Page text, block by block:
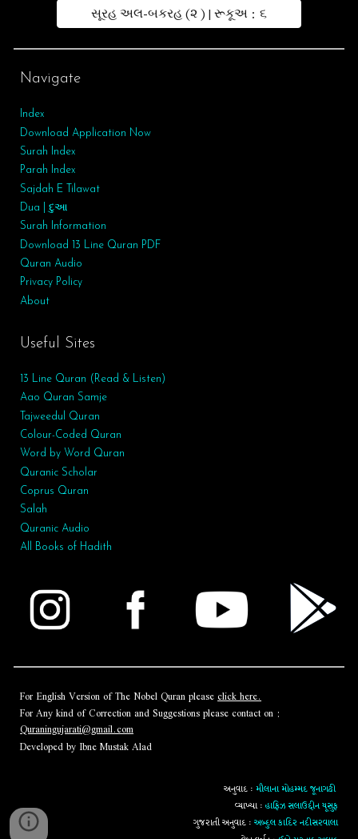
સૂરહ અલ-બકરહ (૨ ) | રૂકૂઅ : ૬
Navigate
Index
Download Application Now
Surah Index
Parah Index
Sajdah E Tilawat
Dua | દુઆ
Surah Information
Download 13 Line Quran PDF
Quran Audio
Privacy Policy
About
Useful Sites
13 Line Quran (Read & Listen)
Aao Quran Samje
Tajweedul Quran
Colour-Coded Quran
Word by Word Quran
Quranic Scholar
Coprus Quran
Salah
Quranic Audio
All Books of Hadith
For English Version of The Nobel Quran pleaseclick here.
For Any kind of Correction and Suggestions please contact on :
Quraningujarati@gmail.com
Developed by Ibne Mustak Alad
અનુવાદ : મૌલાના મોહમ્મદ જૂનાગઢી
વ્યાખ્યા : હાફિઝ સલાઉદ્દીન યૂસુફ
ગુજરાતી અનુવાદ : અબ્દુલ કાદિર નદીસરવાલા